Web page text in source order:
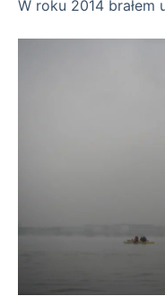
W roku 2014 brałem